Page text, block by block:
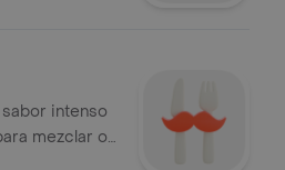
intenso
mezclar o